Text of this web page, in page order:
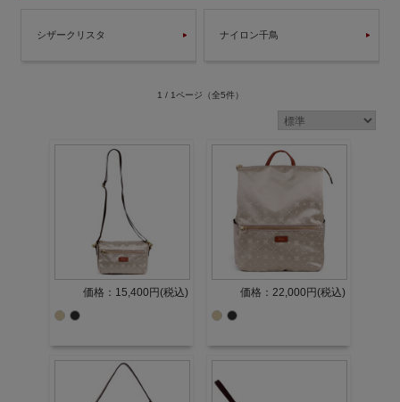
シザークリスタ ナイロン千鳥
1 / 1ページ （全5件）
価格：15,400円(税込) 価格：22,000円(税込)